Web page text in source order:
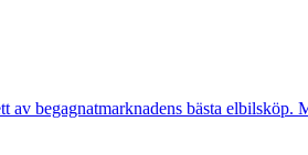
begagnatmarknadens bästa elbilsköp.